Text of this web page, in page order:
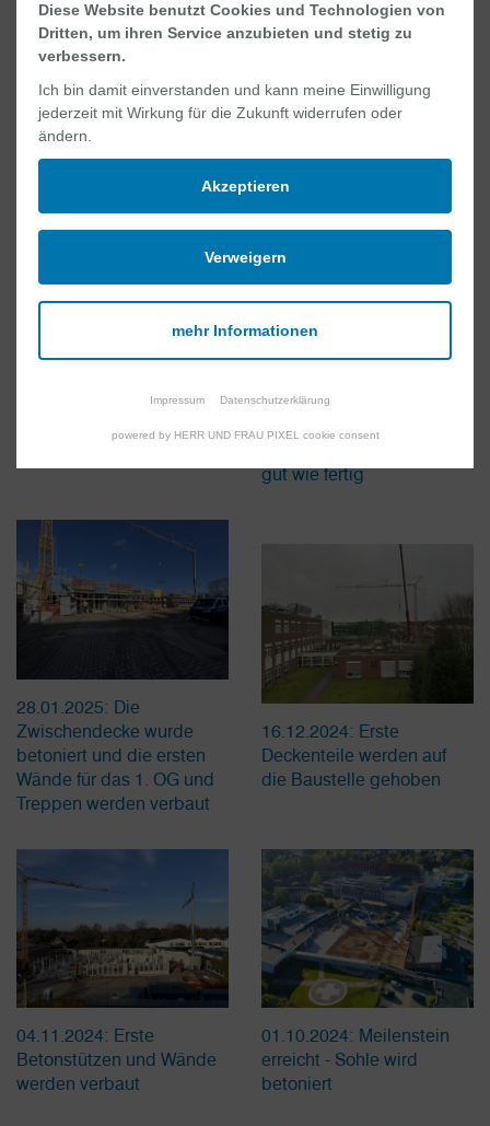
über dem MAZ
17.07.2025: Die
gut wie fertig
28.01.2025: Die
Zwischendecke wurde
betoniert und die ersten
Wände für das 1. OG und
Treppen werden verbaut
16.12.2024: Erste
Deckenteile werden auf
die Baustelle gehoben
04.11.2024: Erste
Betonstützen und Wände
werden verbaut
01.10.2024: Meilenstein
erreicht - Sohle wird
betoniert
Diese Website benutzt Cookies und Technologien von
Dritten, um ihren Service anzubieten und stetig zu
verbessern.
Ich bin damit einverstanden und kann meine Einwilligung
jederzeit mit Wirkung für die Zukunft widerrufen oder
ändern.
Akzeptieren
Verweigern
mehr Informationen
Impressum Datenschutzerklärung
powered by HERR UND FRAU PIXEL cookie consent